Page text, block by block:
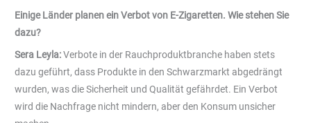
Einige Länder planen ein Verbot von E-Zigaretten. Wie stehen Sie
dazu?
Sera Leyla:Verbote in der Rauchproduktbranche haben stets
dazu geführt, dass Produkte in den Schwarzmarkt abgedrängt
wurden, was die Sicherheit und Qualität gefährdet. Ein Verbot
wird die Nachfrage nicht mindern, aber den Konsum unsicher